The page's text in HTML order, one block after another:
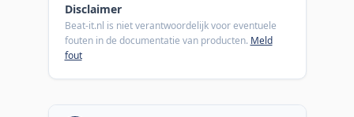
Disclaimer
Beat-it.nl is niet verantwoordelijk voor eventuele
fouten in de documentatie van producten. Meld
fout